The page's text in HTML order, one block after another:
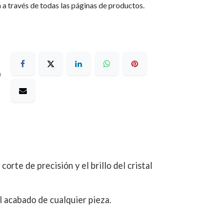
través de todas las páginas de productos.
de precisión y el brillo del cristal
de cualquier pieza.